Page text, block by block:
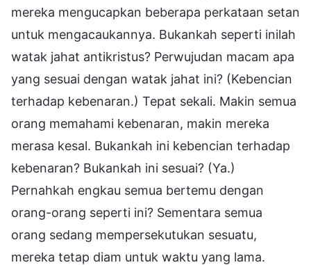
mereka mengucapkan beberapa perkataan setan
untuk mengacaukannya. Bukankah seperti inilah
watak jahat antikristus? Perwujudan macam apa
yang sesuai dengan watak jahat ini? (Kebencian
terhadap kebenaran.) Tepat sekali. Makin semua
orang memahami kebenaran, makin mereka
merasa kesal. Bukankah ini kebencian terhadap
kebenaran? Bukankah ini sesuai? (Ya.)
Pernahkah engkau semua bertemu dengan
orang-orang seperti ini? Sementara semua
orang sedang mempersekutukan sesuatu,
mereka tetap diam untuk waktu yang lama.